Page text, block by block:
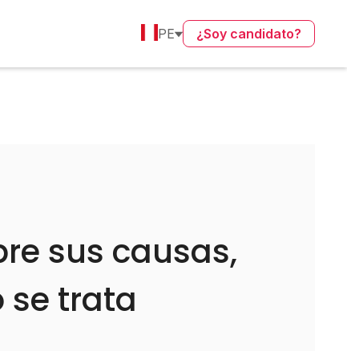
PE ¿Soy candidato?
sus causas,
se trata